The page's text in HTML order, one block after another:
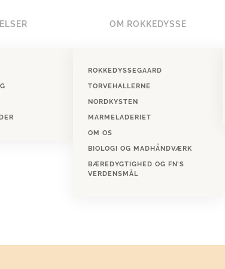
OM ROKKEDYSSE
ROKKEDYSSEGAARD
TORVEHALLERNE
NORDKYSTEN
MARMELADERIET
OM OS
BIOLOGI OG MADHÅNDVÆRK
BÆREDYGTIGHED OG FN’S
VERDENSMÅL